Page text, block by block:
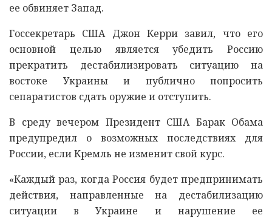
ее обвиняет Запад.
Госсекретарь США Джон Керри завил, что его
основной целью является убедить Россию
прекратить дестабилизировать ситуацию на
востоке Украины и публично попросить
сепаратистов сдать оружие и отступить.
В среду вечером Президент США Барак Обама
предупредил о возможных последствиях для
России, если Кремль не изменит свой курс.
«Каждый раз, когда Россия будет предпринимать
действия, направленные на дестабилизацию
ситуации в Украине и нарушение ее